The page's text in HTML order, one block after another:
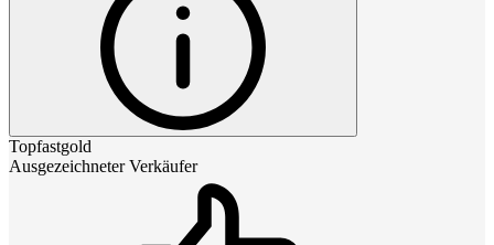
Topfastgold
Ausgezeichneter Verkäufer